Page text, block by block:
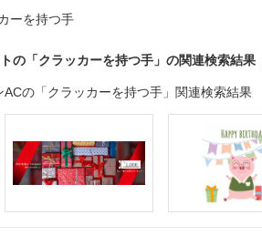
ーを持つ手
の「クラッカーを持つ手」の関連検索結果
ACの「クラッカーを持つ手」関連検索結果